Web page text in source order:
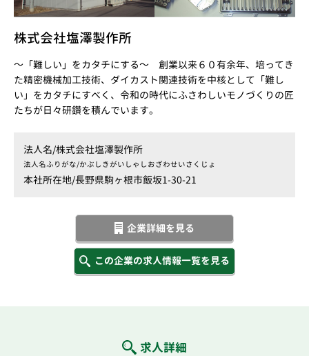
株式会社塩澤製作所
～「難しい」をカタチにする～ 創業以来６０有余年、培ってき
た精密機械加工技術、ダイカスト関連技術を中核として「難し
い」をカタチにすべく、令和の時代にふさわしいモノづくりの匠
たちが日々研鑽を積んでいます。
法人名/株式会社塩澤製作所
法人名ふりがな/かぶしきがいしゃしおざわせいさくじょ
本社所在地/長野県駒ヶ根市飯坂1-30-21
企業詳細を見る
この企業の求人情報一覧を見る
求人詳細